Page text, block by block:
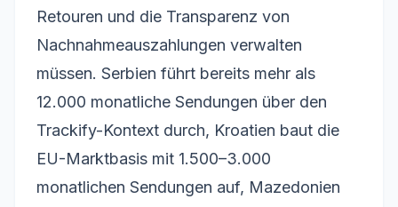
Retouren und die Transparenz von
Nachnahmeauszahlungen verwalten
müssen. Serbien führt bereits mehr als
12.000 monatliche Sendungen über den
Trackify-Kontext durch, Kroatien baut die
EU-Marktbasis mit 1.500–3.000
monatlichen Sendungen auf, Mazedonien